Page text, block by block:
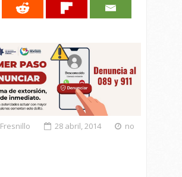
Fresnillo 28 abril, 2014
no